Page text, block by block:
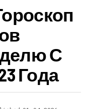
С
Года